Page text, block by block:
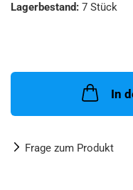
Lagerbestand: 7 Stück
In
Frage zum Produkt